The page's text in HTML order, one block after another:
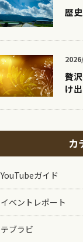
歴
贅
け
カ
YouTubeガイド
イベントレポート
テブラビ